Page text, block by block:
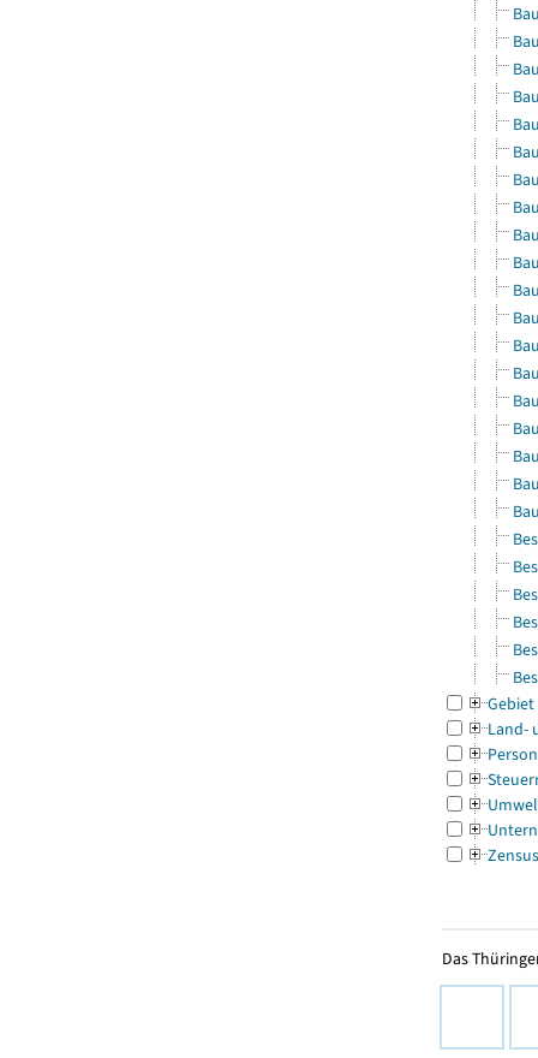
Gebiet
Land-
Zensus
Das